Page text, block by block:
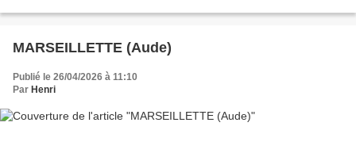
MARSEILLETTE (Aude)
Publié le 26/04/2026 à 11:10
Par Henri